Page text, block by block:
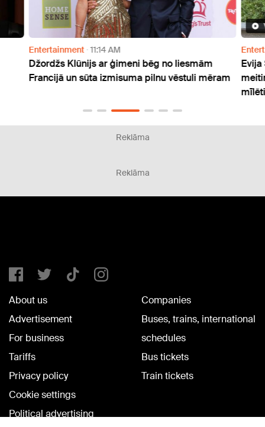
Entertainment 11:14 AM
Džordžs Klūnijs ar ģimeni bēg no liesmām
Francijā un sūta izmisuma pilnu vēstuli mēram
Evija
Reklāma
Reklāma
About us
Advertisement
For business
Tariffs
Privacy policy
Cookie settings
Political advertising
Companies
Buses, trains, international
schedules
Bus tickets
Train tickets